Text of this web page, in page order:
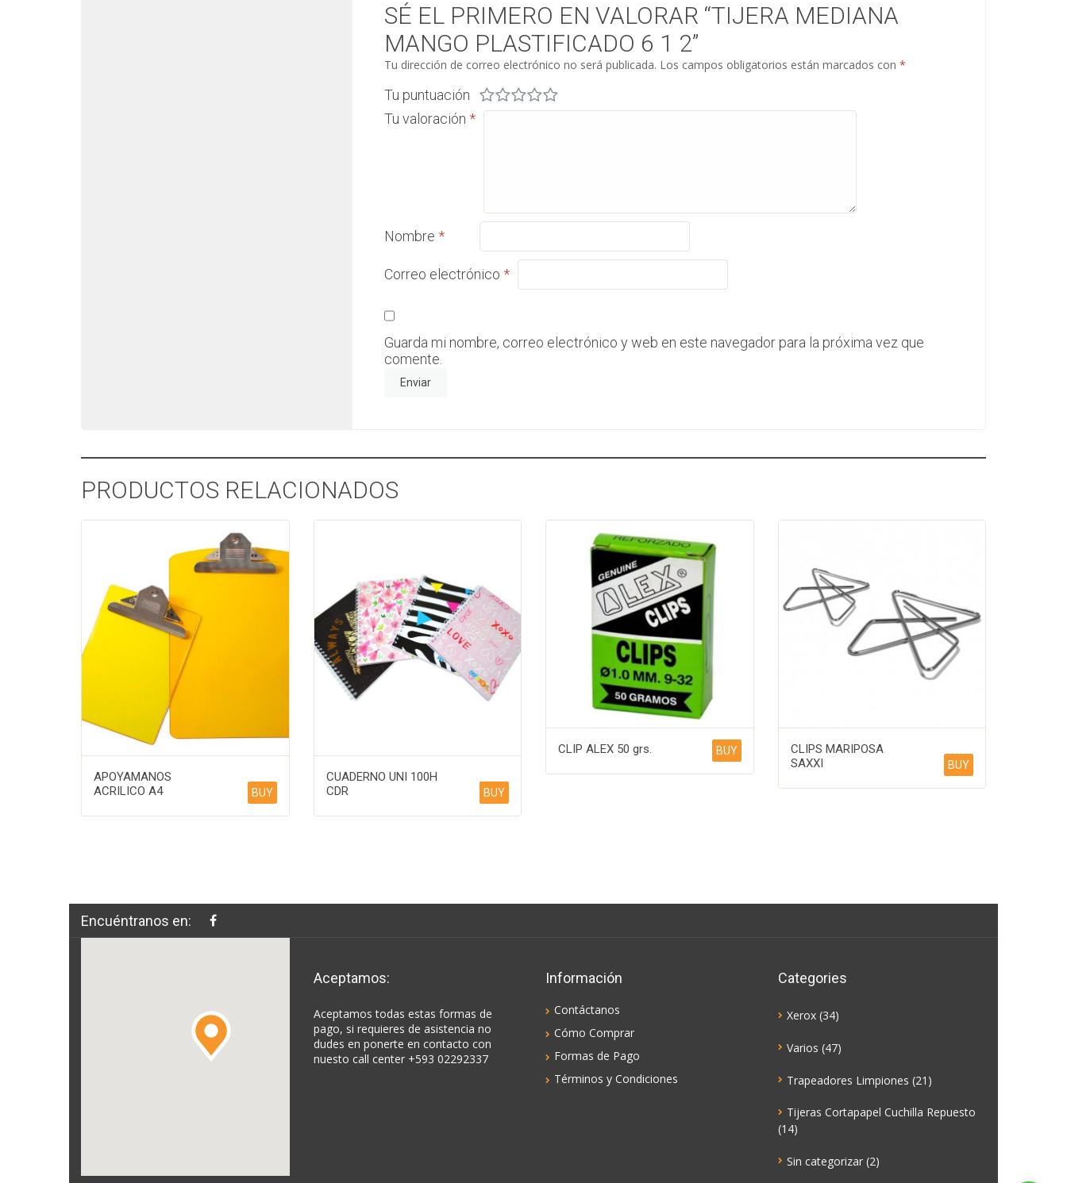
SÉ EL PRIMERO EN VALORAR “TIJERA MEDIANA
MANGO PLASTIFICADO 6 1 2”
Tu dirección de correo electrónico no será publicada. Los campos obligatorios están marcados con*
Tu puntuación
Tu valoración*
Nombre*
Correo electrónico*
Guarda mi nombre, correo electrónico y web en este navegador para la próxima vez que
comente.
PRODUCTOS RELACIONADOS
APOYAMANOS
ACRILICO A4
BUY
CUADERNO UNI 100H
CDR
BUY
CLIP ALEX 50 grs. BUY
CLIPS MARIPOSA
SAXXI
BUY
Encuéntranos en:
Aceptamos:
Aceptamos todas estas formas de
pago, si requieres de asistencia no
dudes en ponerte en contacto con
nuesto call center +593 02292337
Información
Contáctanos
Cómo Comprar
Formas de Pago
Términos y Condiciones
Categories
Xerox (34)
Varios (47)
Trapeadores Limpiones (21)
Tijeras Cortapapel Cuchilla Repuesto
(14)
Sin categorizar (2)